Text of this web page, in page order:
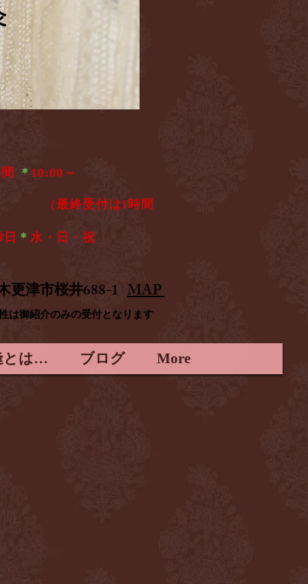
更津市桜井688-1 MAP
＊ 10:00～
終受付は1時間
＊水・日・祝​
は御紹介のみの受付となります
とは… ブログ More